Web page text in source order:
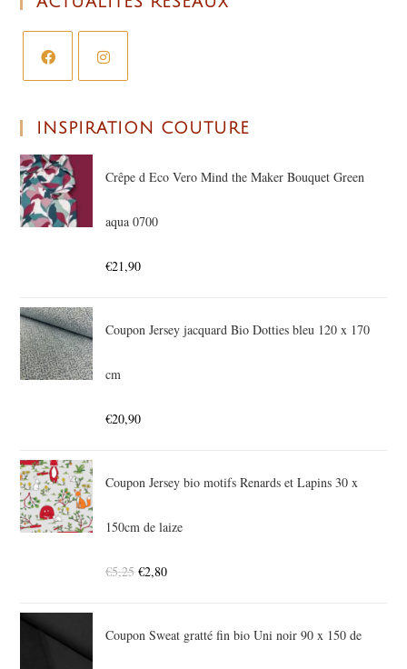
INSPIRATION COUTURE
Crêpe d Eco Vero Mind the Maker Bouquet Green
aqua 0700
€21,90
Coupon Jersey jacquard Bio Dotties bleu 120 x 170
cm
€20,90
Coupon Jersey bio motifs Renards et Lapins 30 x
150cm de laize
€5,25 €2,80
Coupon Sweat gratté fin bio Uni noir 90 x 150 de